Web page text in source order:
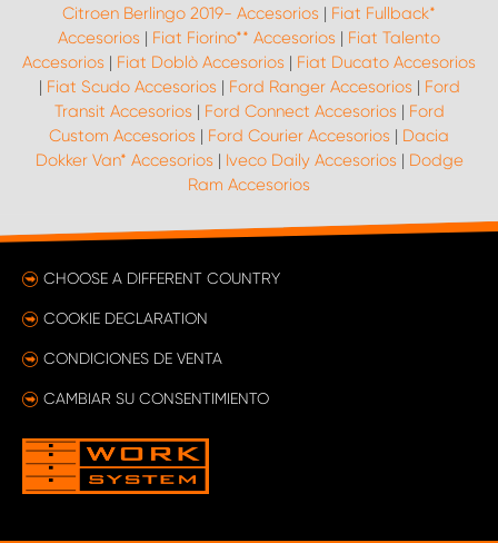
Citroen Berlingo 2019- Accesorios | Fiat Fullback*
Accesorios | Fiat Fiorino** Accesorios | Fiat Talento
Accesorios | Fiat Doblò Accesorios | Fiat Ducato Accesorios
| Fiat Scudo Accesorios | Ford Ranger Accesorios | Ford
Transit Accesorios | Ford Connect Accesorios | Ford
Custom Accesorios | Ford Courier Accesorios | Dacia
Dokker Van* Accesorios | Iveco Daily Accesorios | Dodge
Ram Accesorios
CHOOSE A DIFFERENT COUNTRY
COOKIE DECLARATION
CONDICIONES DE VENTA
CAMBIAR SU CONSENTIMIENTO